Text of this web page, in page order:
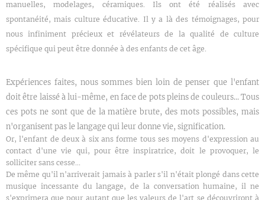
manuelles, modelages, céramiques. Ils ont été réalisés avec
spontanéité, mais culture éducative. Il y a là des témoignages, pour
nous infiniment précieux et révélateurs de la qualité de culture
spécifique qui peut être donnée à des enfants de cet âge.
Expériences faites, nous sommes bien loin de penser que l'enfant
doit être laissé à lui-même, en face de pots pleins de couleurs... Tous
ces pots ne sont que de la matière brute, des mots possibles, mais
n'organisent pas le langage qui leur donne vie, signification.
Or, l'enfant de deux à six ans forme tous ses moyens d'expression au
contact d'une vie qui, pour être inspiratrice, doit le provoquer, le
solliciter sans cesse...
De même qu'il n'arriverait jamais à parler s'il n'était plongé dans cette
musique incessante du langage, de la conversation humaine, il ne
s'exprimera que pour autant que les valeurs de l'art se découvriront à